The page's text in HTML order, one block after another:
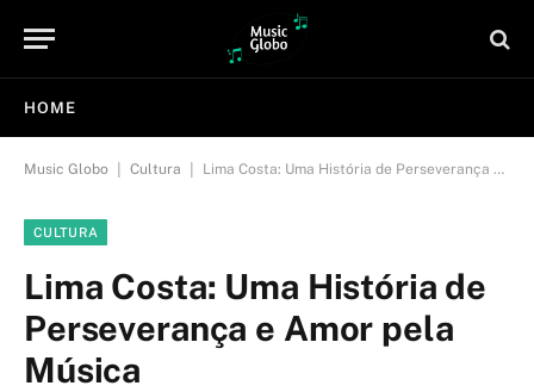
HOME
Music Globo Cultura Lima Costa: Uma História de Perseverança e Amor pela Música
CULTURA
Lima Costa: Uma História de
Perseverança e Amor pela
Música